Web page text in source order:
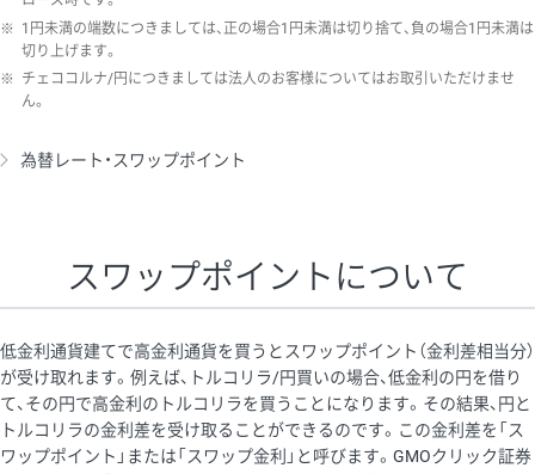
※ 1円未満の端数につきましては、正の場合1円未満は切り捨て、負の場合1円未満は
切り上げます。
※ チェココルナ/円につきましては法人のお客様についてはお取引いただけませ
ん。
為替レート・スワップポイント
スワップポイントについて
低金利通貨建てで高金利通貨を買うとスワップポイント（金利差相当分）
が受け取れます。例えば、トルコリラ/円買いの場合、低金利の円を借り
て、その円で高金利のトルコリラを買うことになります。その結果、円と
トルコリラの金利差を受け取ることができるのです。この金利差を「ス
ワップポイント」または「スワップ金利」と呼びます。GMOクリック証券